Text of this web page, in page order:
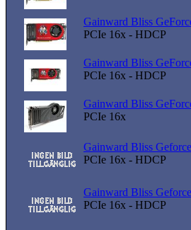
Gainward Bliss
PCIe 16x - HDCP
Gainward Bliss
PCIe 16x - HDCP
Gainward Bliss
PCIe 16x
Gainward Bliss
PCIe 16x - HDCP
Gainward Bliss
PCIe 16x - HDCP